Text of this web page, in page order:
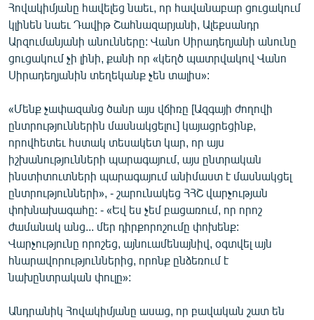
Русский
ՀԵՏԵՎԵՔ ՄԵԶ
«Ազատության» բոլոր կայքերը
Հովակիմյանը հավելեց նաեւ, որ հավանաբար ցուցակում
կլինեն նաեւ Դավիթ Շահնազարյանի, Ալեքսանդր
Արզումանյանի անունները: Վանո Սիրադեղյանի անունը
ցուցակում չի լինի, քանի որ «կեղծ պատրվակով Վանո
Սիրադեղյանին տեղեկանք չեն տալիս»:
«Մենք չափազանց ծանր այս վճիռը [Ազգայի ժողովի
ընտրություններին մասնակցելու] կայացրեցինք,
որովհետեւ հստակ տեսակետ կար, որ այս
իշխանությունների պարագայում, այս ընտրական
ինստիտուտների պարագայում անիմաստ է մասնակցել
ընտրությունների», - շարունակեց ՀՀՇ վարչության
փոխնախագահը: - «Եվ ես չեմ բացառում, որ որոշ
ժամանակ անց... մեր դիրքորոշումը փոխենք:
Վարչությունը որոշեց, այնուամենայնիվ, օգտվել այն
հնարավորություններից, որոնք ընձեռում է
նախընտրական փուլը»:
Անդրանիկ Հովակիմյանը ասաց, որ բավական շատ են